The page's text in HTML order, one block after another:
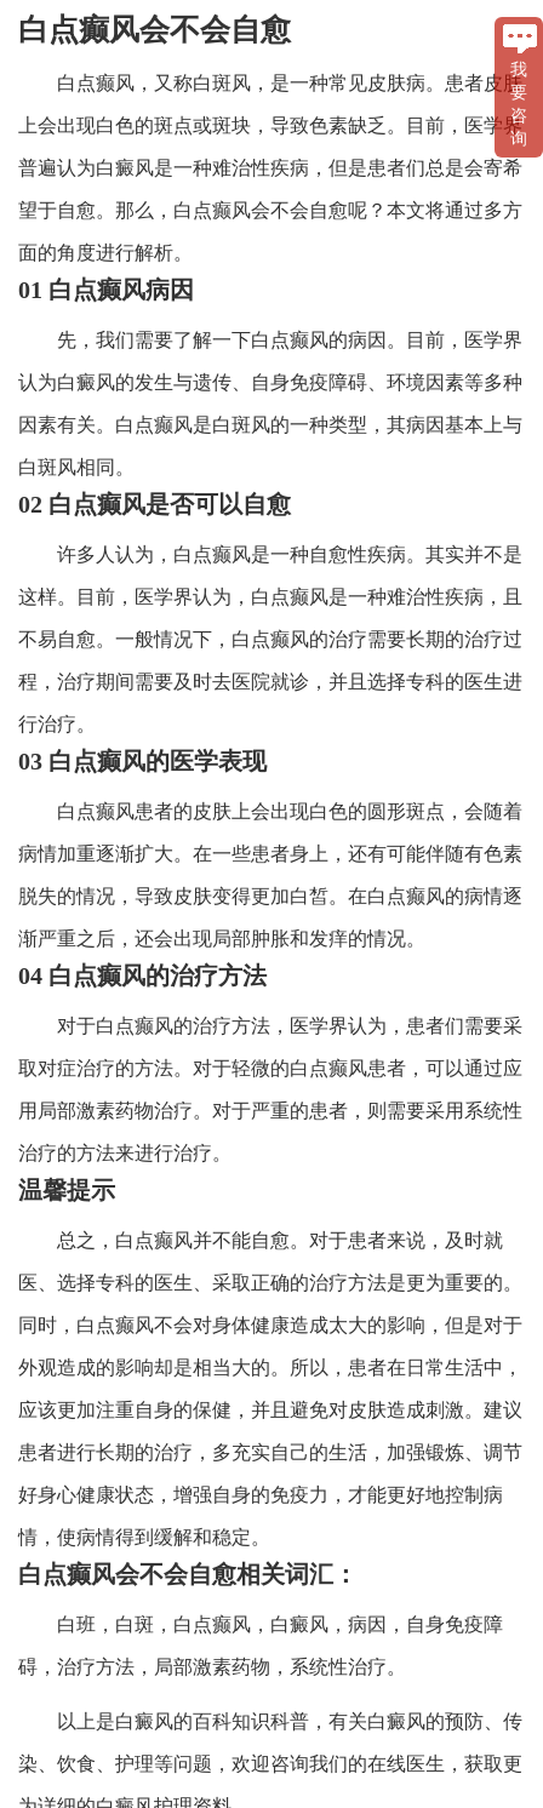
白点癫风会不会自愈
白点癫风，又称白斑风，是一种常见皮肤病。患者皮肤
上会出现白色的斑点或斑块，导致色素缺乏。目前，医学界
普遍认为白癜风是一种难治性疾病，但是患者们总是会寄希
望于自愈。那么，白点癫风会不会自愈呢？本文将通过多方
面的角度进行解析。
01 白点癫风病因
先，我们需要了解一下白点癫风的病因。目前，医学界
认为白癜风的发生与遗传、自身免疫障碍、环境因素等多种
因素有关。白点癫风是白斑风的一种类型，其病因基本上与
白斑风相同。
02 白点癫风是否可以自愈
许多人认为，白点癫风是一种自愈性疾病。其实并不是
这样。目前，医学界认为，白点癫风是一种难治性疾病，且
不易自愈。一般情况下，白点癫风的治疗需要长期的治疗过
程，治疗期间需要及时去医院就诊，并且选择专科的医生进
行治疗。
03 白点癫风的医学表现
白点癫风患者的皮肤上会出现白色的圆形斑点，会随着
病情加重逐渐扩大。在一些患者身上，还有可能伴随有色素
脱失的情况，导致皮肤变得更加白皙。在白点癫风的病情逐
渐严重之后，还会出现局部肿胀和发痒的情况。
04 白点癫风的治疗方法
对于白点癫风的治疗方法，医学界认为，患者们需要采
取对症治疗的方法。对于轻微的白点癫风患者，可以通过应
用局部激素药物治疗。对于严重的患者，则需要采用系统性
治疗的方法来进行治疗。
温馨提示
总之，白点癫风并不能自愈。对于患者来说，及时就
医、选择专科的医生、采取正确的治疗方法是更为重要的。
同时，白点癫风不会对身体健康造成太大的影响，但是对于
外观造成的影响却是相当大的。所以，患者在日常生活中，
应该更加注重自身的保健，并且避免对皮肤造成刺激。建议
患者进行长期的治疗，多充实自己的生活，加强锻炼、调节
好身心健康状态，增强自身的免疫力，才能更好地控制病
情，使病情得到缓解和稳定。
白点癫风会不会自愈相关词汇：
白班，白斑，白点癫风，白癜风，病因，自身免疫障
碍，治疗方法，局部激素药物，系统性治疗。
以上是白癜风的百科知识科普，有关白癜风的预防、传
染、饮食、护理等问题，欢迎咨询我们的在线医生，获取更
我
要
咨
询